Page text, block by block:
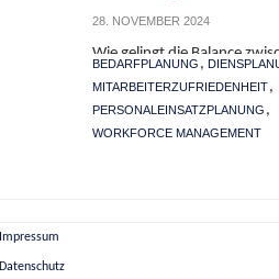
28. NOVEMBER 2024
Wie gelingt die Balance
Unternehmensinteressen
Mitarbeiterbedürfnissen in
Personaleinsatzplanung?
Artikel beleuchtet die Vor-
Tags
BEDARFPLANUNG ,
MITARBEITERZUFRIEDENHEIT,
PERSONALEINSATZPLANUNG ,
WORKFORCE MANAGEMENT
Impressum
Datenschutz